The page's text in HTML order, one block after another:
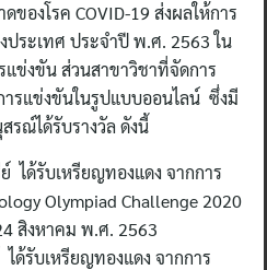
ของโรค COVID-19 ส่งผลให้การ
ประเทศ ประจำปี พ.ศ. 2563 ใน
แข่งขัน ส่วนสาขาวิชาที่จัดการ
รแข่งขันในรูปแบบออนไลน์ ซึ่งมี
รณ์ได้รับรางวัล ดังนี้
ได้รับเหรียญทองแดง จากการ
Olympiad Challenge 2020
สิงหาคม พ.ศ. 2563
รับเหรียญทองแดง จากการ